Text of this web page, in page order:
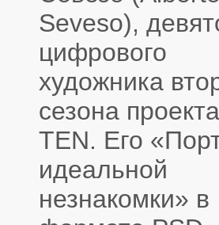
Seveso),
цифрового
художника
сезона проекта
TEN. Его
идеальной
незнакомки» в